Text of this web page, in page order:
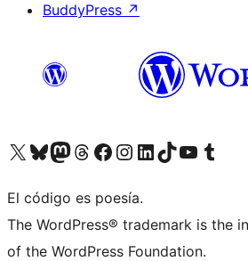
BuddyPress ↗
Visita nuestra cuenta de X (anteriormente Twitter)
Visit our Bluesky account
Visit our Mastodon account
Visit our Threads account
Visita nuestra página de Facebook
Visita nuestra cuenta de Instagram
Visita nuestra cuenta de LinkedIn
Visit our TikTok account
Visita nuestro canal de
Visit our
El código es poesía.
The WordPress® trademark is the
of the WordPress Foundation.